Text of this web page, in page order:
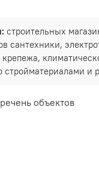
строительных
сантехники,
стройматериалами и
объектов